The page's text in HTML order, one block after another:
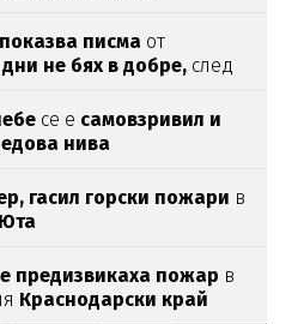
писма от
не бях в добре, след
се е самовзривил и
нива
гасил горски пожари в
Юта
предизвикаха пожар в
Краснодарски край